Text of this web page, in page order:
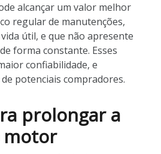
alcançar um valor melhor
regular de manutenções,
útil, e que não apresente
forma constante. Esses
confiabilidade, e
potenciais compradores.
prolongar a
motor